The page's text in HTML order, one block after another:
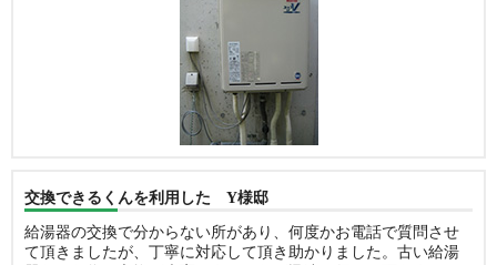
交換できるくんを利用した Y様邸
給湯器の交換で分からない所があり、何度かお電話で質問させ
て頂きましたが、丁寧に対応して頂き助かりました。古い給湯